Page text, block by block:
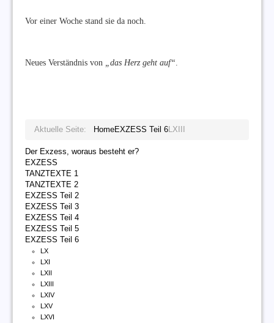
Vor einer Woche stand sie da noch.
Neues Verständnis von „das Herz geht auf“
Aktuelle Seite: HomeEXZESS Teil 6LXIII
Der Exzess, woraus besteht er?
EXZESS
TANZTEXTE 1
TANZTEXTE 2
EXZESS Teil 2
EXZESS Teil 3
EXZESS Teil 4
EXZESS Teil 5
EXZESS Teil 6
LX
LXI
LXII
LXIII
LXIV
LXV
LXVI